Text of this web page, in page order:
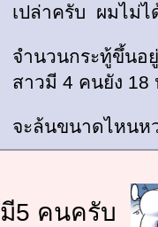
เปล่าครับ ผมไม่ไ
จำนวนกระทู้ขึ้นอ
สาวมี 4 คนยัง
จะล้นขนาดไหนห
มี5 คนครับ